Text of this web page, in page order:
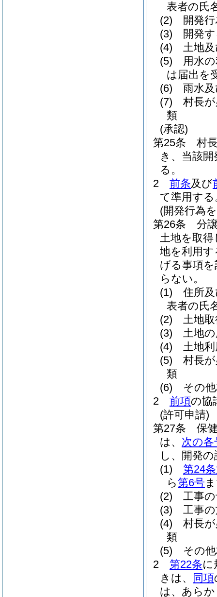
表者の氏
(2)
開発
(3)
開発
(4)
土地
(5)
用水
は届出を
(6)
雨水
(7)
村長
類
(承認)
第25条
村
き、当該
る。
2
前条及び
て準用する
(開発行為
第26条
分
土地を取
地を利用
げる事項
らない。
(1)
住所
表者の氏
(2)
土地
(3)
土地
(4)
土地
(5)
村長
類
(6)
その
2
前項の協
(許可申請)
第27条
保
は、 次の各
し、開発
(1)
第24
ら第6号
(2)
工事
(3)
工事
(4)
村長
類
(5)
その
2
第22条に
きは、
同項
は、あら